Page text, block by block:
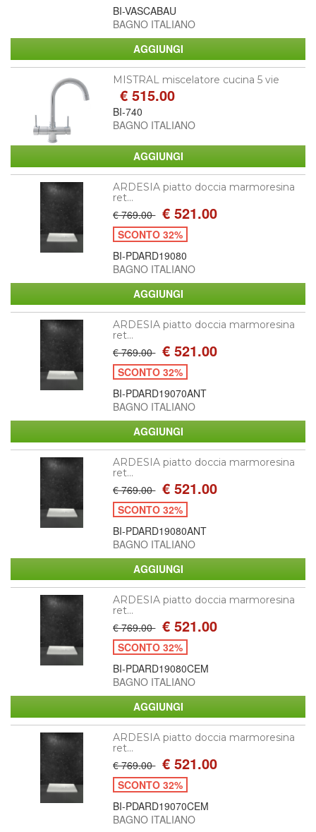
BI-VASCABAU
BAGNO ITALIANO
MISTRAL miscelatore cucina 5 vie
€ 515.00
BI-740
BAGNO ITALIANO
ARDESIA piatto doccia marmoresina
ret...
€ 769.00 € 521.00
SCONTO 32%
BI-PDARD19080
BAGNO ITALIANO
ARDESIA piatto doccia marmoresina
ret...
€ 769.00 € 521.00
SCONTO 32%
BI-PDARD19070ANT
BAGNO ITALIANO
ARDESIA piatto doccia marmoresina
ret...
€ 769.00 € 521.00
SCONTO 32%
BI-PDARD19080ANT
BAGNO ITALIANO
ARDESIA piatto doccia marmoresina
ret...
€ 769.00 € 521.00
SCONTO 32%
BI-PDARD19080CEM
BAGNO ITALIANO
ARDESIA piatto doccia marmoresina
ret...
€ 769.00 € 521.00
SCONTO 32%
BI-PDARD19070CEM
BAGNO ITALIANO